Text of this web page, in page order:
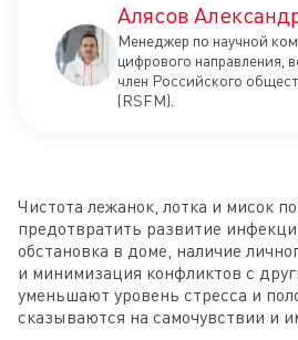
Алясов
Менеджер по научной
цифрового направления,
член Российского
(RSFM).
Чистота лежанок, лотка и мисок
предотвратить развитие
обстановка в доме, наличие
и минимизация конфликтов с
уменьшают уровень стресса и
сказываются на самочувствии и